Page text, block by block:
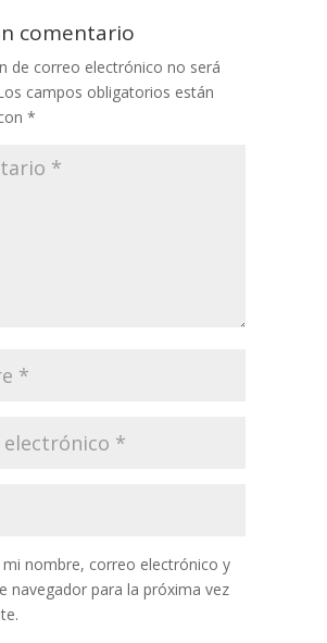
comentario
de correo electrónico no será
campos obligatorios están
*
mi nombre, correo electrónico y
navegador para la próxima vez